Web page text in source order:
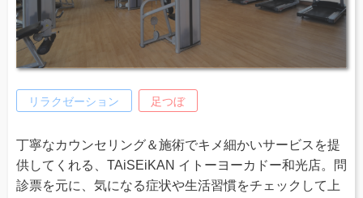
リラクゼーション 足つぼ
丁寧なカウンセリング＆施術でキメ細かいサービスを提
供してくれる、TAiSEiKAN イトーヨーカドー和光店。問
診票を元に、気になる症状や生活習慣をチェックして上